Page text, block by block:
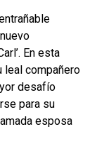
En esta
leal compañero
desafío
para su
esposa